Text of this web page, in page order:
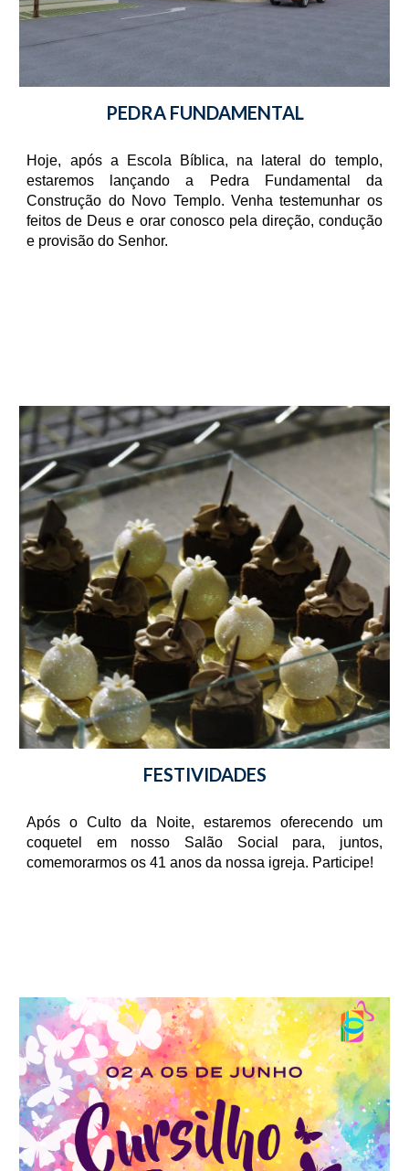
PEDRA FUNDAMENTAL
Hoje, após a Escola Bíblica, na lateral do templo,
estaremos lançando a Pedra Fundamental da
Construção do Novo Templo. Venha testemunhar os
feitos de Deus e orar conosco pela direção, condução
e provisão do Senhor.
FESTIVIDADES
Após o Culto da Noite, estaremos oferecendo um
coquetel em nosso Salão Social para, juntos,
comemorarmos os 41 anos da nossa igreja. Participe!